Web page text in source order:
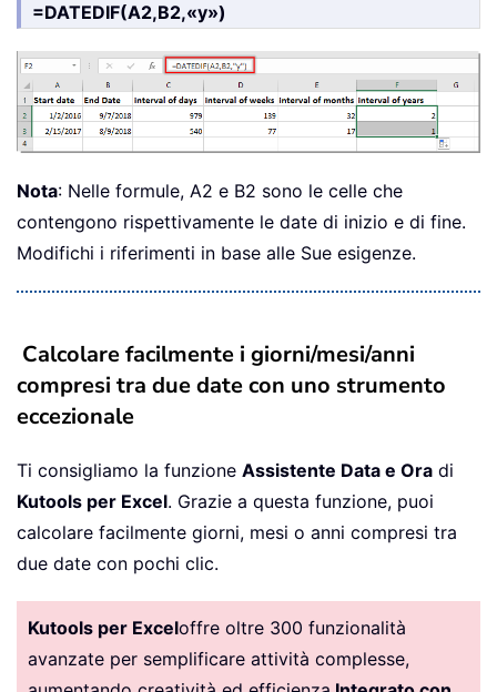
=DATEDIF(A2,B2,«y»)
Nota: Nelle formule, A2 e B2 sono le celle che
contengono rispettivamente le date di inizio e di fine.
Modifichi i riferimenti in base alle Sue esigenze.
Calcolare facilmente i giorni/mesi/anni
compresi tra due date con uno strumento
eccezionale
Ti consigliamo la funzione Assistente Data e Ora di
Kutools per Excel. Grazie a questa funzione, puoi
calcolare facilmente giorni, mesi o anni compresi tra
due date con pochi clic.
Kutools per Exceloffre oltre 300 funzionalità
avanzate per semplificare attività complesse,